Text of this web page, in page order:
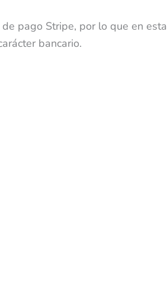
pago Stripe, por lo que en esta
bancario.